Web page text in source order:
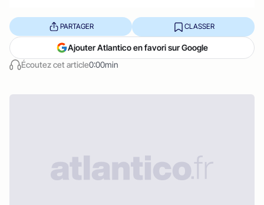
Écoutez cet article0:00min
PARTAGER CLASSER
Ajouter Atlantico en favori sur Google